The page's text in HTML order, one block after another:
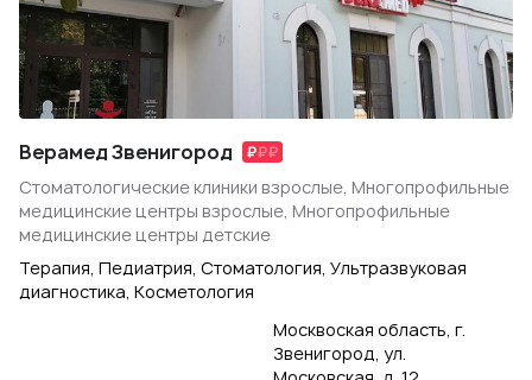
Верамед Звенигород
Стоматологические клиники взрослые, Многопрофильные
медицинские центры взрослые, Многопрофильные
медицинские центры детские
Терапия, Педиатрия, Стоматология, Ультразвуковая
диагностика, Косметология
Москвоская область, г.
Звенигород, ул.